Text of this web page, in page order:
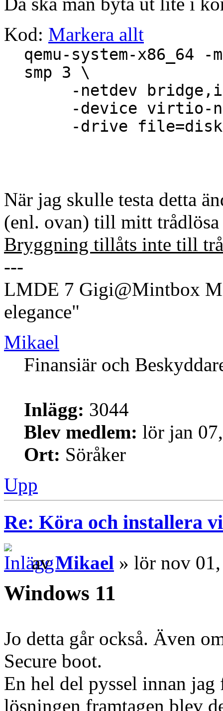
Kod: Markera allt
qemu-system-x86_64
smp 3 \
-netdev
-device virtio-
-drive
När jag skulle testa detta
(enl. ovan) till mitt
Bryggning tillåts inte till
---
LMDE 7 Gigi@Mintbox
elegance"
Mikael
Finansiär och
Inlägg: 3044
Blev medlem: lör jan
Ort: Söråker
Upp
Re: Köra och installera
avMikael » lör nov
Windows 11
Jo detta går också. Även
Secure boot.
En hel del pyssel innan
lösningen framtagen blev